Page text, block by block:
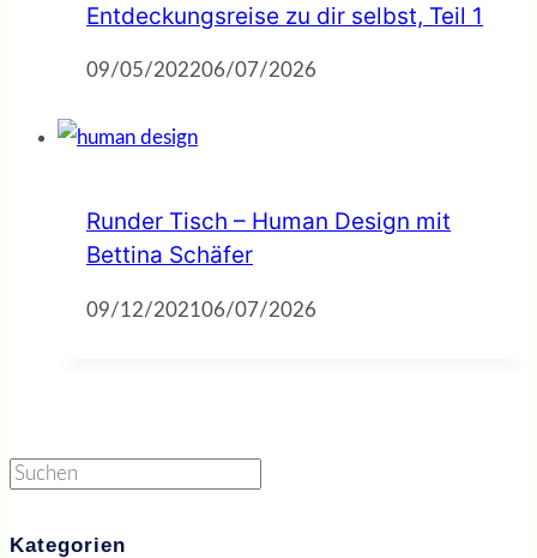
Entdeckungsreise zu dir selbst, Teil 1
09/05/202206/07/2026
Runder Tisch – Human Design mit
Bettina Schäfer
09/12/202106/07/2026
Suchen
Kategorien